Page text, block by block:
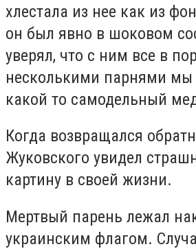
хлестала из нее как из
он был явно в шоковом
уверял, что с ним все в
несколькими парнями мы
какой то самодельный
Когда возвращался
Жуковского увидел
картину в своей жизни.
Мертвый парень лежал
украинским флагом.